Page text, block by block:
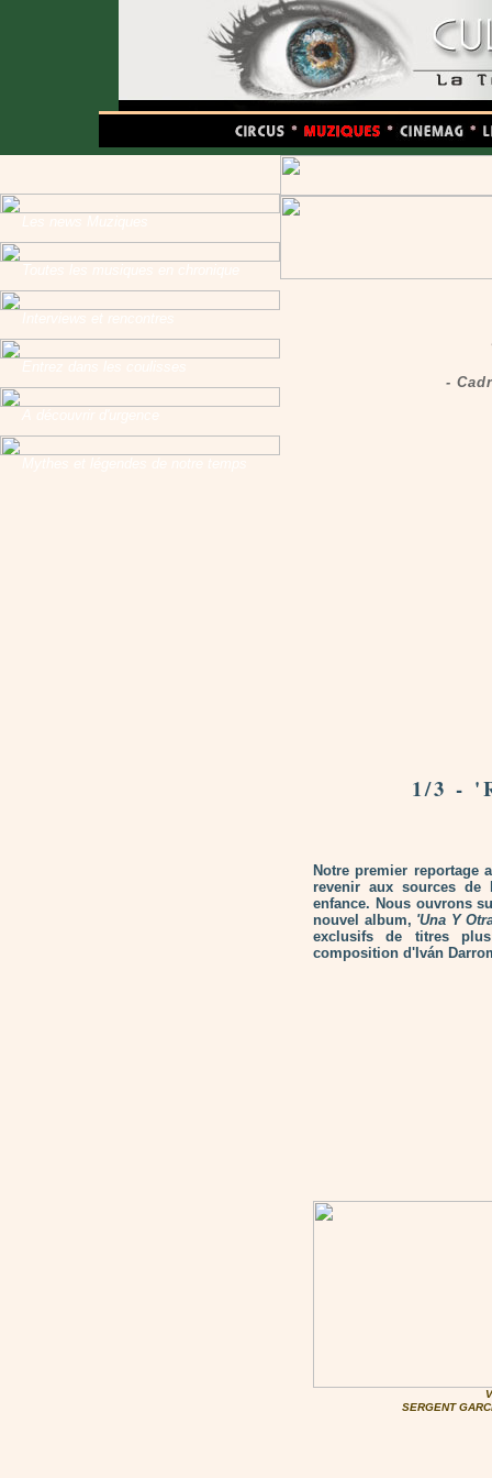
-
1/3 -
Notre premier reportage
revenir aux sources de
enfance. Nous ouvrons
nouvel album, 'Una Y
exclusifs de titres
composition d'Iván
SERGENT